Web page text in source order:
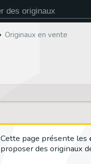
Originaux en vente
Cette page présente les
proposer des originaux